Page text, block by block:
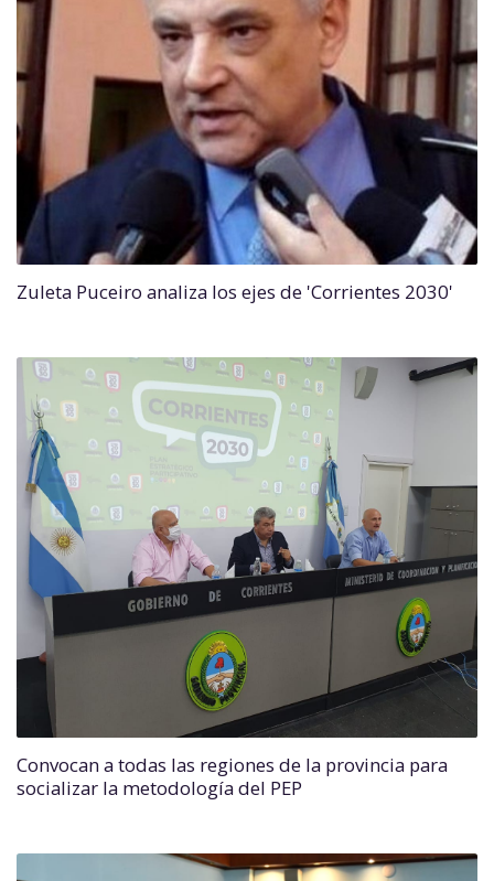
Zuleta Puceiro analiza los ejes de 'Corrientes 2030'
Convocan a todas las regiones de la provincia para
socializar la metodología del PEP